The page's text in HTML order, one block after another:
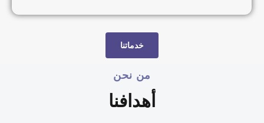
خدماتنا
من نحن
أهدافنا